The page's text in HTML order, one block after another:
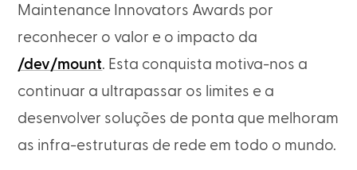
Maintenance Innovators Awards por
reconhecer o valor e o impacto da
/dev/mount. Esta conquista motiva-nos a
continuar a ultrapassar os limites e a
desenvolver soluções de ponta que melhoram
as infra-estruturas de rede em todo o mundo.